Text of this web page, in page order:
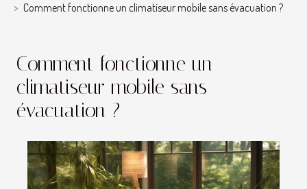
Comment fonctionne un climatiseur mobile sans évacuation ?
Comment fonctionne un
climatiseur mobile sans
évacuation ?